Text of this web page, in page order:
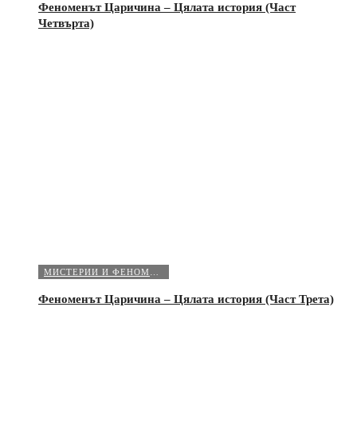
Феноменът Царичина – Цялата история (Част
Четвърта)
Феноменът Царичина – Цялата история (Част Трета)